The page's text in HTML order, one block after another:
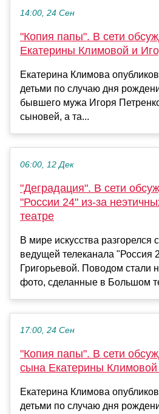
14:00, 24 Сен
"Копия папы". В сети
Екатерины Климовой и
Екатерина Климова
детьми по случаю дня
бывшего мужа Игоря
сыновей, а та...
06:00, 12 Дек
"Деградация". В сети
"России 24" из-за
театре
В мире искусства разгорелся
ведущей телеканала "Россия
Григорьевой. Поводом стали
фото, сделанные в Большом
17:00, 24 Сен
"Копия папы". В сети
сына Екатерины
Екатерина Климова
детьми по случаю дня